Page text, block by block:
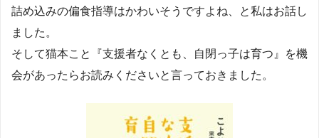
詰め込みの偏食指導はかわいそうですよね、と私はお話し
ました。
そして猫本こと『支援者なくとも、自閉っ子は育つ』を機
会があったらお読みくださいと言っておきました。